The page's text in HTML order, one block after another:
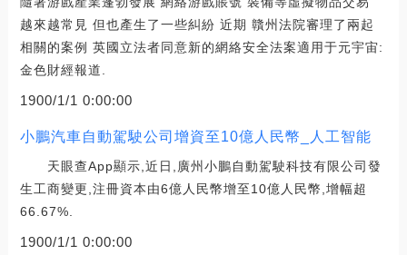
越來越常見 但也產生了一些糾紛 近期 贛州法院審理了兩起
相關的案例 英國立法者同意新的網絡安全法案適用于元宇宙:
金色財經報道.
1900/1/1 0:00:00
小鵬汽車自動駕駛公司增資至10億人民幣_人工智能
天眼查App顯示,近日,廣州小鵬自動駕駛科技有限公司發
生工商變更,注冊資本由6億人民幣增至10億人民幣,增幅超
66.67%.
1900/1/1 0:00:00